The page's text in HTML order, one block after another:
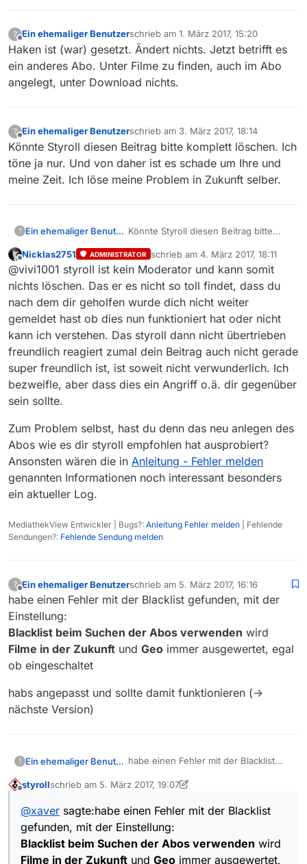
?
Offline
Ein ehemaliger Benutzerschrieb am 1. März 2017, 15:20
zuletzt editiert von
Haken ist (war) gesetzt. Ändert nichts. Jetzt betrifft es
ein anderes Abo. Unter Filme zu finden, auch im Abo
angelegt, unter Download nichts.
?
Offline
Ein ehemaliger Benutzerschrieb am 3. März 2017, 18:14
zuletzt editiert von
Könnte Styroll diesen Beitrag bitte komplett löschen. Ich
töne ja nur. Und von daher ist es schade um Ihre und
meine Zeit. Ich löse meine Problem in Zukunft selber.
? Ein ehemaliger Benutzer Könnte Styroll diesen Beitrag bitte
von daher ist es schade um Ihre und
meine Zeit. Ich löse meine Problem in
Zukunft selber.
Offline
Nicklas2751 ADMINISTRATOR schrieb am 4. März 2017, 18:11
zuletzt editiert von
@vivi1001 styroll ist kein Moderator und kann somit
nichts löschen. Das er es nicht so toll findet, dass du
nach dem dir geholfen wurde dich nicht weiter
gemeldet hast ob dies nun funktioniert hat oder nicht
kann ich verstehen. Das styroll dann nicht übertrieben
freundlich reagiert zumal dein Beitrag auch nicht gerade
super freundlich ist, ist soweit nicht verwunderlich. Ich
bezweifle, aber dass dies ein Angriff o.ä. dir gegenüber
sein sollte.
Zum Problem selbst, hast du denn das neu anlegen des
Abos wie es dir styroll empfohlen hat ausprobiert?
Ansonsten wären die in Anleitung - Fehler melden
genannten Informationen noch interessant besonders
ein aktueller Log.
MediathekView Entwickler | Bugs?: Anleitung Fehler melden | Fehlende
Sendungen?: Fehlende Sendung melden
?
Offline
Ein ehemaliger Benutzerschrieb am 5. März 2017, 16:16
zuletzt editiert von
habe einen Fehler mit der Blacklist gefunden, mit der
Einstellung:
Blacklist beim Suchen der Abos verwenden wird
Filme in der Zukunft und Geo immer ausgewertet, egal
ob eingeschaltet
habs angepasst und sollte damit funktionieren (->
nächste Version)
? Ein ehemaliger Benutzer habe einen Fehler mit der Blacklist
Blacklist beim Suchen der Abos
undGeoimmer ausgewertet, egal ob
eingeschaltet
habs angepasst und sollte damit
styrollschrieb am 5. März 2017, 19:07
zuletzt editiert von styroll 3. Juni 2017, 00:41
@xaver sagte:habe einen Fehler mit der Blacklist
gefunden, mit der Einstellung:
Blacklist beim Suchen der Abos verwenden wird
Filme in der Zukunft und Geo immer ausgewertet,